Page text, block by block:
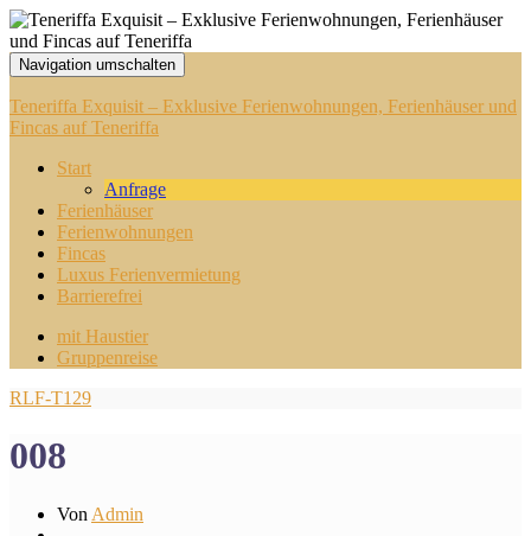
Navigation umschalten
Teneriffa Exquisit – Exklusive Ferienwohnungen, Ferienhäuser und
Fincas auf Teneriffa
Start
Anfrage
Ferienhäuser
Ferienwohnungen
Fincas
Luxus Ferienvermietung
Barrierefrei
mit Haustier
Gruppenreise
RLF-T129
008
Von Admin